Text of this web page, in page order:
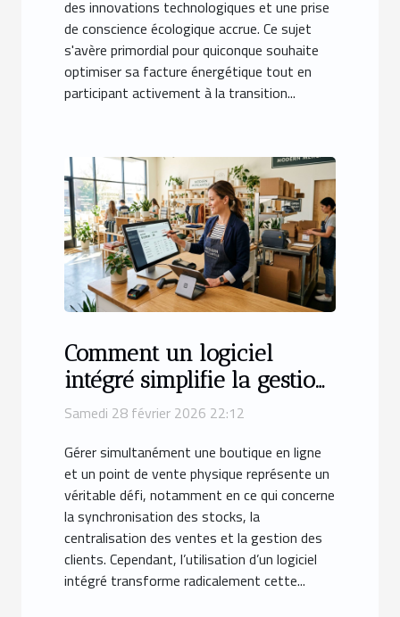
des innovations technologiques et une prise
de conscience écologique accrue. Ce sujet
s'avère primordial pour quiconque souhaite
optimiser sa facture énergétique tout en
participant activement à la transition...
Comment un logiciel
intégré simplifie la gestion
de votre commerce en
Samedi 28 février 2026 22:12
Gérer simultanément une boutique en ligne
et un point de vente physique représente un
véritable défi, notamment en ce qui concerne
la synchronisation des stocks, la
centralisation des ventes et la gestion des
clients. Cependant, l’utilisation d’un logiciel
intégré transforme radicalement cette...